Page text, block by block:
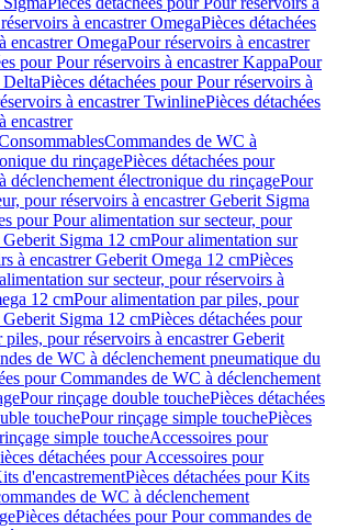
à encastrer OmegaPièces détachées
encastrer OmegaPour réservoirs à encastrer
pour Pour réservoirs à encastrer KappaPour
DeltaPièces détachées pour Pour réservoirs à
à encastrer TwinlinePièces détachées
encastrer
Commandes de WC à
du rinçagePièces détachées pour
déclenchement électronique du rinçagePour
pour réservoirs à encastrer Geberit Sigma
pour Pour alimentation sur secteur, pour
Geberit Sigma 12 cmPour alimentation sur
à encastrer Geberit Omega 12 cmPièces
sur secteur, pour réservoirs à
12 cmPour alimentation par piles, pour
Geberit Sigma 12 cmPièces détachées pour
pour réservoirs à encastrer Geberit
de WC à déclenchement pneumatique du
pour Commandes de WC à déclenchement
Pour rinçage double touchePièces détachées
touchePour rinçage simple touchePièces
simple toucheAccessoires pour
détachées pour Accessoires pour
d'encastrementPièces détachées pour Kits
de WC à déclenchement
Pièces détachées pour Pour commandes de